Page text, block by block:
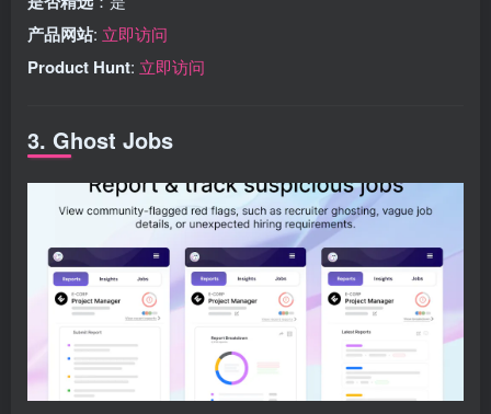
产品网站: 立即访问
Product Hunt: 立即访问
3. Ghost Jobs